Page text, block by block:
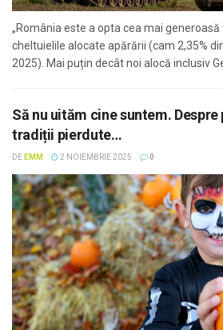
„România este a opta cea mai generoasă
cheltuielile alocate apărării (cam 2,35%
2025). Mai puțin decât noi alocă inclusiv
Să nu uităm cine suntem.
tradiții pierdute…
DE EMM 2 NOIEMBRIE 2025 0